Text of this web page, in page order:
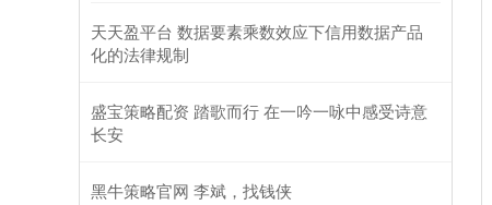
天天盈平台 数据要素乘数效应下信用数据产品
化的法律规制
盛宝策略配资 踏歌而行 在一吟一咏中感受诗意
长安
黑牛策略官网 李斌，找钱侠